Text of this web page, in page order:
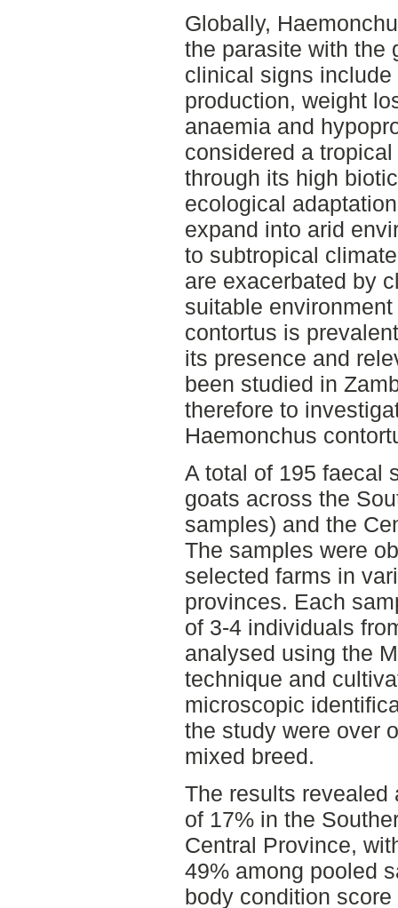
Globally,
the parasite with the
clinical signs
production, weight
anaemia and
considered a
through its high
ecological
expand into arid
to subtropical
are exacerbated by
suitable
contortus is
its presence and
been studied in
therefore to
Haemonchus
A total of 195 faecal
goats across the
samples) and the
The samples were
selected farms in
provinces. Each
of 3-4 individuals
analysed using the
technique and
microscopic
the study were over
mixed breed.
The results revealed
of 17% in the
Central Province,
49% among pooled
body condition